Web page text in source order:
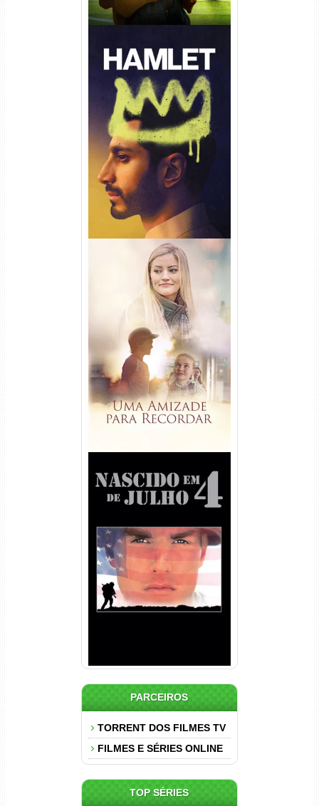
Hamlet Torrent (2026) WEB-
DL 1080p Dual Áudio
Uma Amizade para Recordar
Torrent (2025) WEB-DL 1080p
Dual Áudio
Nascido em 4 de Julho
Torrent (1989) WEB-DL 1080p
Dual Áudio
PARCEIROS
TORRENT DOS FILMES TV
FILMES E SÉRIES ONLINE
TOP SÉRIES